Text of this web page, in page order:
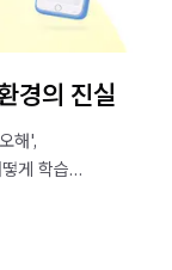
경의 진실
해',
게 학습